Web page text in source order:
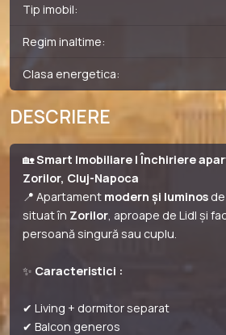
Tip imobil:
Regim inaltime:
Clasa energetica:
DESCRIERE
🏡Smart Imobiliare | Închiriere
Zorilor, Cluj-Napoca
📍 Apartament modern și luminos
situat în Zorilor, aproape de Lidl și
persoană singură sau cuplu.
✨ Caracteristici :
✔ Living + dormitor separat
✔ Balcon generos